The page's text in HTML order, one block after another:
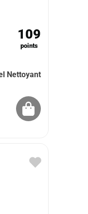
109
points
Nettoyant